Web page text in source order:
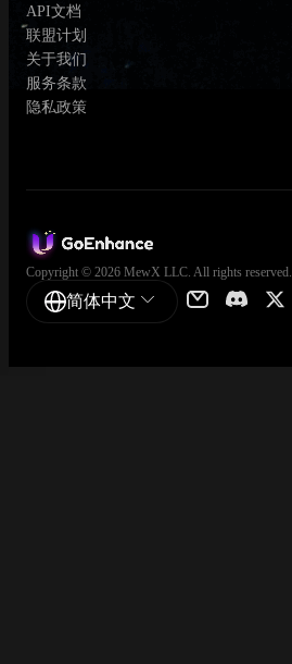
API文档
联盟计划
关于我们
服务条款
隐私政策
Copyright © 2026 MewX LLC. All rights reserved.
简体中文